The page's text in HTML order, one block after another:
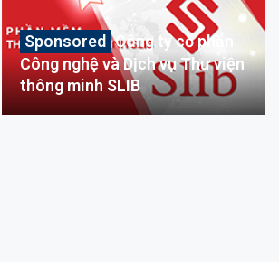
Công ty cổ phần
Công nghệ và Dịch vụ Thư viện
thông minh SLIB